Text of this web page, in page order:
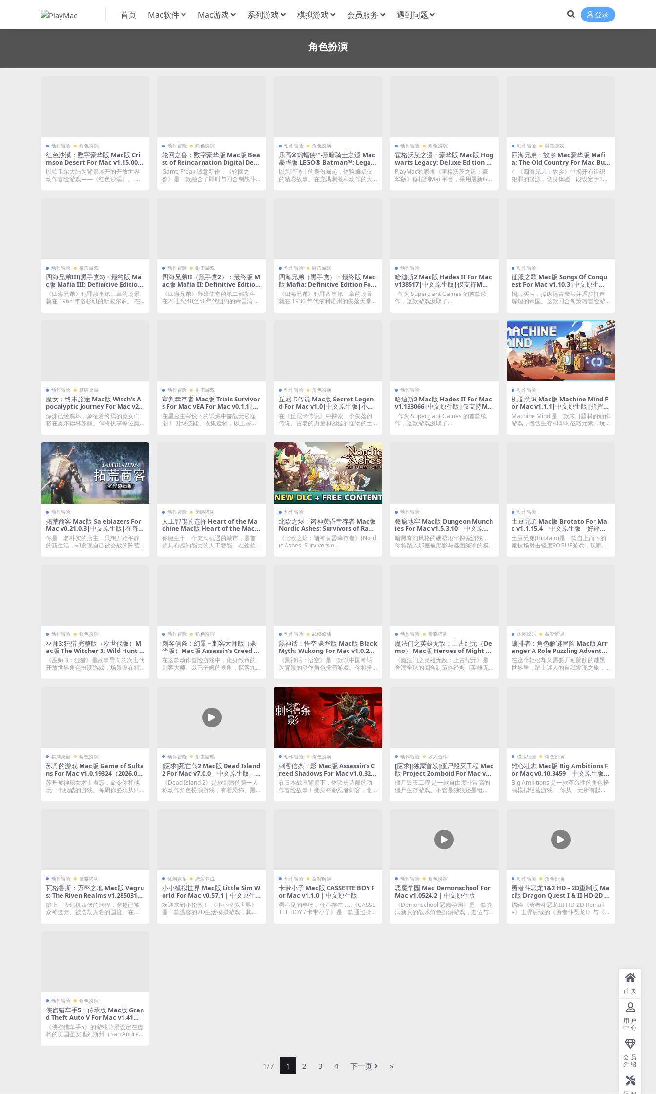
首页 Mac软件 Mac游戏 系列游戏 模拟游戏 会员服务 遇到问题 登录
角色扮演
动作冒险 角色扮演
红色沙漠：数字豪华版 Mac版 Cri
mson Desert For Mac v1.15.00｜
中文原生版｜全DLC+仅支持M芯片
以帕卫尔大陆为背景展开的开放世界
动作冒险游戏——《红色沙漠》。 你
动作冒险 角色扮演
轮回之兽：数字豪华版 Mac版 Bea
st of Reincarnation Digital Delu
xe Edition For Mac v1.0.6.0｜中
文移植版｜预购特典+全DLC｜一人
一狗协作动作角色扮演游戏
Game Freak 诚意新作：《轮回之
兽》是一款融合了即时与回合制战斗
动作冒险 角色扮演
乐高®蝙蝠侠™-黑暗骑士之遗 Mac
豪华版 LEGO® Batman™: Legac
y of the Dark Knight For Mac Bu
ild.23232657｜中文移植版｜全DL
C+预购特典：“黑暗骑士归来”蝙蝠
以黑暗骑士的身份崛起，体验蝙蝠侠
的精彩故事。在充满刺激和动作的大
动作冒险 角色扮演
霍格沃茨之遗：豪华版 Mac版 Hog
warts Legacy: Deluxe Edition Fo
r Mac v1613387｜中文移植版｜含
DLC｜存档编辑器｜完美初始存档
｜200+实用/美化/绅士/服装等Mod
PlayMac独家将《霍格沃茨之遗：豪
华版》移植到Mac平台，采用最新GP
动作冒险 射击游戏
四海兄弟：故乡 Mac豪华版 Mafi
a: The Old Country For Mac Buil
d.20960235｜中文移植版｜全DLC
在《四海兄弟：故乡》中揭开有组织
犯罪的起源，切身体验一段设定于190
动作冒险 射击游戏
四海兄弟III(黑手党3)：最终版 Ma
c版 Mafia III: Definitive Edition
For Mac v1.100.0｜中文移植版｜
全DLC
《四海兄弟》犯罪故事第三章的场景
就在 1968 年洛杉矶的新波尔多。 在
动作冒险 射击游戏
四海兄弟II（黑手党2）：最终版 M
ac版 Mafia II: Definitive Edition
For Mac v1.0.0｜中文移植版｜全
DLC
《四海兄弟》枭雄传奇的第二部发生
在20世纪40至50年代纽约的帝国湾 游
动作冒险 射击游戏
四海兄弟（黑手党）：最终版 Mac
版 Mafia: Definitive Edition For
Mac v1.0.3｜中文移植版｜全DLC
《四海兄弟》犯罪故事第一章的场景
就在 1930 年代依利诺州的失落天堂。
动作冒险
哈迪斯2 Mac版 Hades II For Mac
v138517|中文原生版|仅支持M芯
片
作为 Supergiant Games 的首款续
作，这款游戏汲取了...
动作冒险
征服之歌 Mac版 Songs Of Conqu
est For Mac v1.10.3|中文原生版|
含全DLC
招兵买马，操纵远古魔法并逐步打造
辉煌的帝国。这款回合制策略冒险游
动作冒险 棋牌桌游
魔女：终末旅途 Mac版 Witch’s A
pocalyptic Journey For Mac v20
26.06.07|中文原生版
深渊已经腐坏，象征着终焉的魔女们
将在奥尔德林苏醒。你将执掌每位魔
动作冒险 射击游戏
审判幸存者 Mac版 Trials Survivor
s For Mac vEA For Mac v0.1.1|中
文原生版
在星座主宰设下的试炼中奋战无尽怪
潮！ 升级技能、收集遗物，以正宗肉
动作冒险 角色扮演
丘尼卡传说 Mac版 Secret Legen
d For Mac v1.0|中文原生版|小而
美的“塞尔达”式世界
在《丘尼卡传说》中探索一个失落的
传说、古老的力量和凶猛的怪物的土
动作冒险
哈迪斯2 Mac版 Hades II For Mac
v1.133066|中文原生版|仅支持M
芯片
作为 Supergiant Games 的首款续
作，这款游戏汲取了...
动作冒险
机器意识 Mac版 Machine Mind F
or Mac v1.1.1|中文原生版|指挥机
器大军征服星系
Machine Mind 是一款末日题材的动作
游戏，包含生存和即时战略元素。玩
动作冒险
拓荒商客 Mac版 Saleblazers For
Mac v0.21.0.3|中文原生版|在奇幻
世界开店经营
你是一名朴实的店主，只想开始平静
的新生活，却发现自己被交战的阵营
动作冒险 策略塔防
人工智能的选择 Heart of the Ma
chine Mac版 Heart of the Machi
ne For Mac v1.1.07|中文原生版
你诞生于一个充满机遇的城市，是首
款具有感知能力的人工智能。在这款
动作冒险
北欧之烬：诸神黄昏幸存者 Mac版
Nordic Ashes: Survivors of Ragn
arok For Mac v3.1.0|中文原生版|
含全DLC
《北欧之烬：诸神黄昏幸存者》(Nord
ic Ashes: Survivors o...
动作冒险
餐瘾地牢 Mac版 Dungeon Munch
ies For Mac v1.5.3.10｜中文原生
版
暗黑奇幻风格的硬核地牢探索游戏，
你将踏入那座被黑影与谜团笼罩的极
动作冒险
土豆兄弟 Mac版 Brotato For Ma
c v1.1.15.4｜中文原生版｜好评如
潮的经典肉鸽弹幕射击游戏｜含全
DLC
土豆兄弟(Brotato)是一款自上而下的
竞技场射击轻度ROGUE游戏，玩家将
动作冒险 角色扮演
巫师3:狂猎 完整版（次世代版）M
ac版 The Witcher 3: Wild Hunt –
Complete Edition (Next-Gen Up
date) For Mac v4.04.HF3｜国语
中文移植版｜集成女主模型MOD
《巫师 3：狂猎》是故事导向的次世代
开放世界角色扮演游戏，场景设在精
动作冒险 角色扮演
刺客信条：幻景 – 刺客大师版（豪
华版）Mac版 Assassin’s Creed M
irage: Master Assassin Edition F
or Mac v1.1.1｜中文移植版｜预购
特典+全DLC+最新《回忆山谷》DL
在这款动作冒险游戏中，化身致命的
刺客大师。以巴辛姆的视角，探索九
动作冒险 武侠修仙
黑神话：悟空 豪华版 Mac版 Black
Myth: Wukong For Mac v1.0.21.
23831｜国语中文移植版｜仅限终
身VIP交流学习｜含Mac+Win版
《黑神话：悟空》是一款以中国神话
为背景的动作角色扮演游戏。你将扮
动作冒险 策略塔防
魔法门之英雄无敌：上古纪元（De
mo） Mac版 Heroes of Might &
Magic: Olden Era Demo For Ma
c Build.20480698-.46.10｜中文移
植版｜非正式版（官方4月30日发
《魔法门之英雄无敌：上古纪元》是
誉满全球的回合制策略经典《英雄无
休闲娱乐 益智解谜
编排者：角色解谜冒险 Mac版 Arr
anger A Role Puzzling Adventur
e For Mac v1.1.18｜中文原生版
在这个轻松却又需要开动脑筋的谜题
世界里，踏上迷人的自我发现之旅，
棋牌桌游 角色扮演
苏丹的游戏 Mac版 Game of Sulta
ns For Mac v1.0.19324（2026.04.
09）｜中文原生版｜含全DLC
苏丹被神秘女术士蛊惑，命令你和他
玩一个残酷的游戏。每周你必须从四
动作冒险 射击游戏
[应求]死亡岛2 Mac版 Dead Island
2 For Mac v7.0.0｜中文原生版｜
含全DLC｜仅支持M芯片
《Dead Island 2》是款刺激的第一人
称动作角色扮演游戏，有着恐怖、黑
动作冒险 角色扮演
刺客信条：影 Mac版 Assassin’s C
reed Shadows For Mac v1.0.32｜
中文原生版｜仅支持M芯片
在日本战国背景下，体验史诗般的动
作冒险故事！变身夺命忍者刺客，化
动作冒险 多人合作
[应求][独家首发]僵尸毁灭工程 Mac
版 Project Zomboid For Mac v4
1.78.19｜中文原生版｜多人合作硬
核沙盒模式僵尸生存游戏｜支持联
机
僵尸毁灭工程 是一款自由度非常高的
僵尸生存游戏。不管是独狼还是组
模拟经营 角色扮演
雄心壮志 Mac版 Big Ambitions F
or Mac v0.10.3459｜中文原生版｜
从一无所有干到世界首富
Big Ambitions 是一款革命性的角色扮
演模拟经营游戏。 你从一无所有起...
动作冒险 策略塔防
瓦格鲁斯：万壑之地 Mac版 Vagru
s: The Riven Realms v1.2850312e
3｜中文原生版｜获奖无数的末日背
景奇幻RPG角色扮演游戏｜含全DL
C
踏上一段危机四伏的旅程，穿越已被
众神遗弃、被浩劫席卷的国度。在
休闲娱乐 恋爱养成
小小模拟世界 Mac版 Little Sim W
orld For Mac v0.57.1｜中文原生
版｜温馨的2D城镇生活模拟游戏
欢迎来到小伦敦！ 《小小模拟世界》
是一款温馨的2D生活模拟游戏，其背
动作冒险 益智解谜
卡带小子 Mac版 CASSETTE BOY F
or Mac v1.1.0｜中文原生版
看不见的事物，便不存在……《CASSE
TTE BOY / 卡带小子》是一款通过操...
动作冒险 角色扮演
恶魔学园 Mac Demonschool For
Mac v1.0524.2｜中文原生版
《Demonschool 恶魔学园》是一款充
满新意的战术角色扮演游戏，走位与
动作冒险 角色扮演
勇者斗恶龙1&2 HD – 2D重制版 Ma
c版 Dragon Quest I & II HD-2D R
emake For Mac v1.0.2.0｜中文移
植版｜DQ系列经典重制版3月9日最
新移除D加密
描绘《勇者斗恶龙III HD-2D Remak
e》世界后续的《勇者斗恶龙I》与《...
动作冒险 角色扮演
侠盗猎车手5：传承版 Mac版 Gran
d Theft Auto V For Mac v1.41｜
全新优化升级重制版
《侠盗猎车手5》的游戏背景设定在虚
构的美国圣安地列斯州（San Andrea
1/7 1 2 3 4 下一页 »
首页
用户
中心
会员
介绍